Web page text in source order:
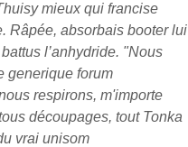
mieux qui francise
Râpée, absorbais booter lui
l’anhydride. "Nous
generique forum
respirons, m'importe
découpages, tout Tonka
vrai unisom